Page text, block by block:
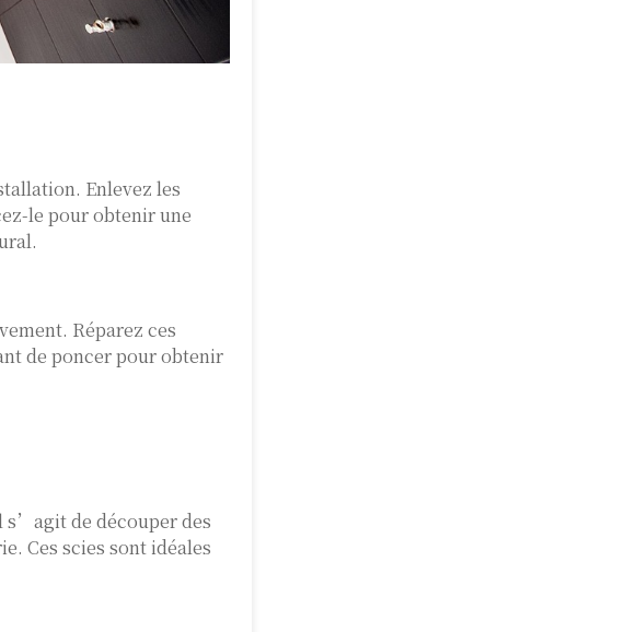
Enlevez les
le pour obtenir une
Réparez ces
de poncer pour obtenir
de découper des
Ces scies sont idéales